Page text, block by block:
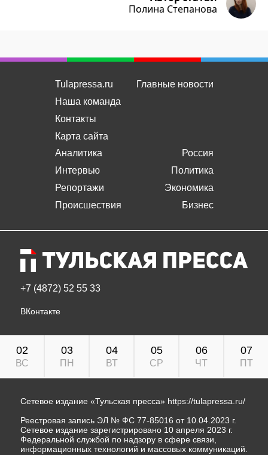
Полина Степанова
Tulapressa.ru
Наша команда
Контакты
Карта сайта
Главные новости
Аналитика
Интервью
Репортажи
Происшествия
Россия
Политика
Экономика
Бизнес
+7 (4872) 52 55 33
ВКонтакте
02
ВС
03
ПН
04
ВТ
05
СР
06
ЧТ
07
ПТ
Сетевое издание «Тульская пресса» https://tulapressa.ru/
Реестровая запись ЭЛ № ФС 77-85016 от 10.04.2023 г.
Сетевое издание зарегистрировано 10 апреля 2023 г.
Федеральной службой по надзору в сфере связи,
информационных технологий и массовых коммуникаций.